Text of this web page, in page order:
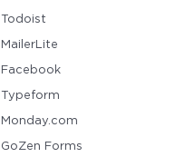
Todoist
MailerLite
Facebook
Typeform
Monday.com
GoZen Forms